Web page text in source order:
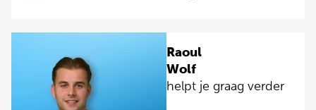
Raoul
Wolf
helpt je graag verder